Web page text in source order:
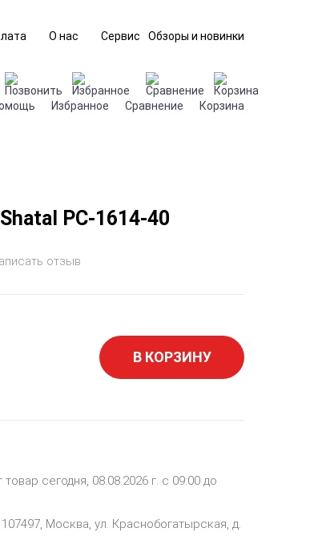
О нас Сервис Обзоры и новинки
Избранное Сравнение Корзина
PC-1614-40
отзыв
В КОРЗИНУ
сегодня, 08.08.2026 г. с 09:00 до
Москва, ул. Краснобогатырская, д.